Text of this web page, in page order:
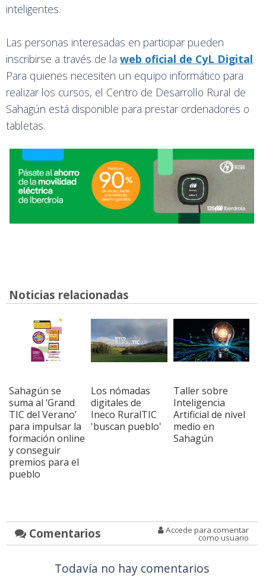
inteligentes.
Las personas interesadas en participar pueden
inscribirse a través de la web oficial de CyL Digital.
Para quienes necesiten un equipo informático para
realizar los cursos, el Centro de Desarrollo Rural de
Sahagún está disponible para prestar ordenadores o
tabletas.
Noticias relacionadas
Sahagún se
suma al ‘Grand
TIC del Verano’
para impulsar la
formación online
y conseguir
premios para el
pueblo
Los nómadas
digitales de
Ineco RuralTIC
'buscan pueblo'
Taller sobre
Inteligencia
Artificial de nivel
medio en
Sahagún
Comentarios Accede para comentar
como usuario
Todavía no hay comentarios